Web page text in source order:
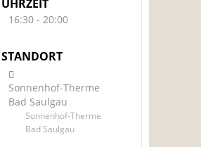
UHRZEIT
16:30 - 20:00
STANDORT
Sonnenhof-Therme
Bad Saulgau
Sonnenhof-Therme
Bad Saulgau